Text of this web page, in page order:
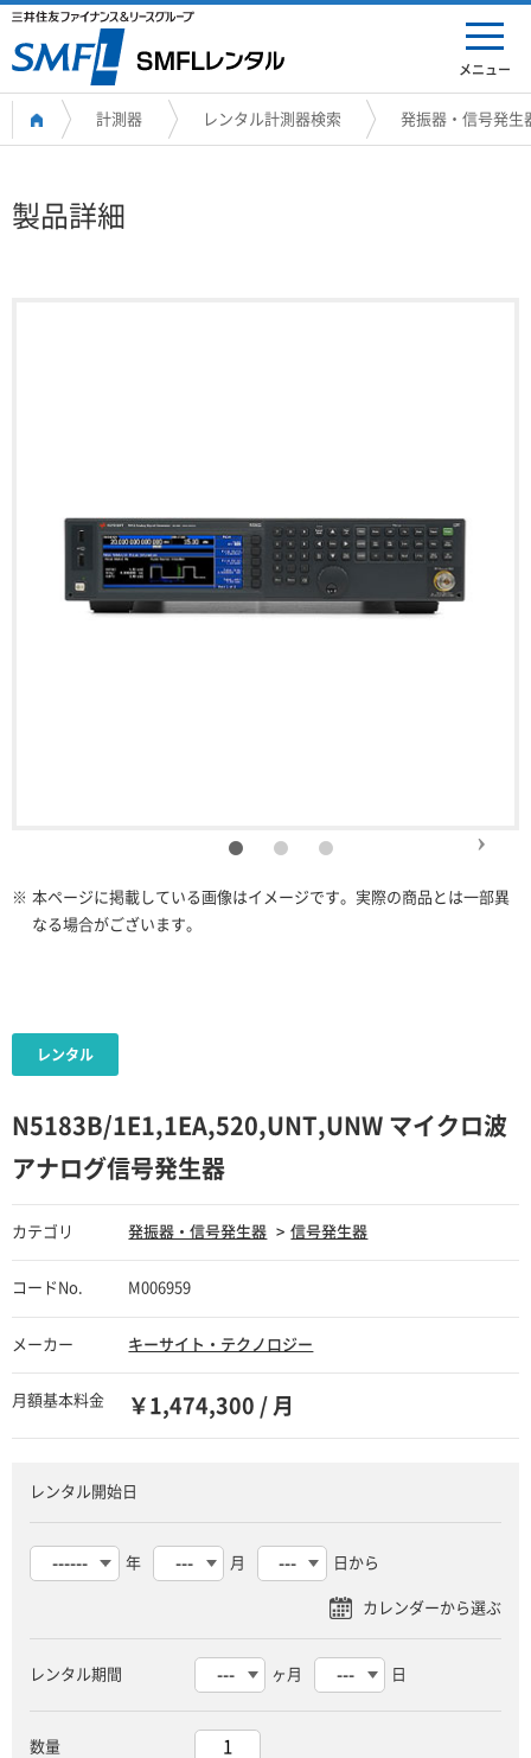
メニュー
計測器 レンタル計測器検索 発振器・信号発生
製品詳細
※ 本ページに掲載している画像はイメージです。実際の商品とは一部異
なる場合がございます。
N5183B/1E1,1EA,520,UNT,UNW マイクロ波
アナログ信号発生器
カテゴリ 発振器・信号発生器 信号発生器
コードNo. M006959
メーカー キーサイト・テクノロジー
月額基本料金 ￥1,474,300 / 月
レンタル開始日
年 月 日から
レンタル期間 ヶ月 日
数量